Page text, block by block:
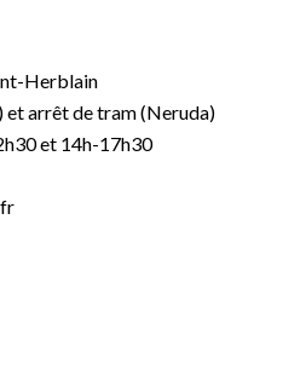
Herblain
arrêt de tram (Neruda)
et 14h-17h30